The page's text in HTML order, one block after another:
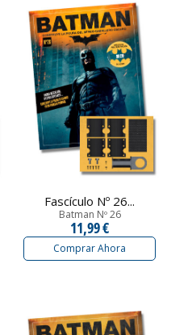
Fascículo Nº 26...
Batman Nº 26
11,99 €
Comprar Ahora